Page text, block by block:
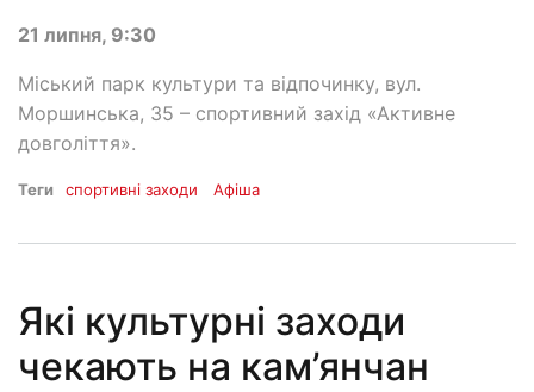
21 липня, 9:30
Міський парк культури та відпочинку, вул.
Моршинська, 35 – спортивний захід «Активне
довголіття».
Теги спортивні заходи Афіша
Які культурні заходи
чекають на кам’янчан